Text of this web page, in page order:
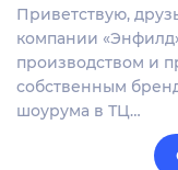
Приветствую,
компании
производством и
собственным
шоурума в ТЦ…